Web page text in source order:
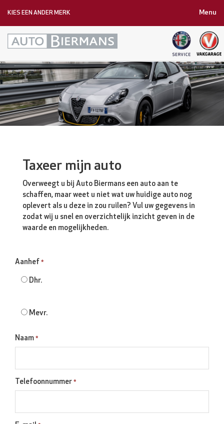
KIES EEN ANDER MERK Menu
Taxeer mijn auto
Overweegt u bij Auto Biermans een auto aan te
schaffen, maar weet u niet wat uw huidige auto nog
oplevert als u deze in zou ruilen? Vul uw gegevens in
zodat wij u snel en overzichtelijk inzicht geven in de
waarde en mogelijkheden.
Aanhef *
Dhr.
Mevr.
Naam *
Telefoonnummer *